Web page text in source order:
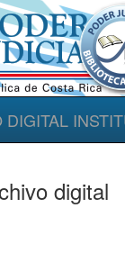
DIGITAL
digital